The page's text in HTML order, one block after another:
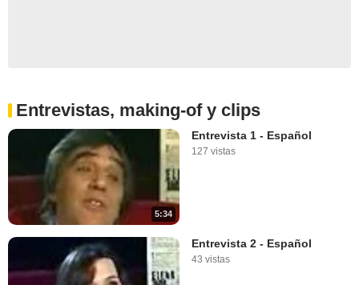
Entrevistas, making-of y clips
5:34
Entrevista 1 - Español
127 vistas
Entrevista 2 - Español
43 vistas